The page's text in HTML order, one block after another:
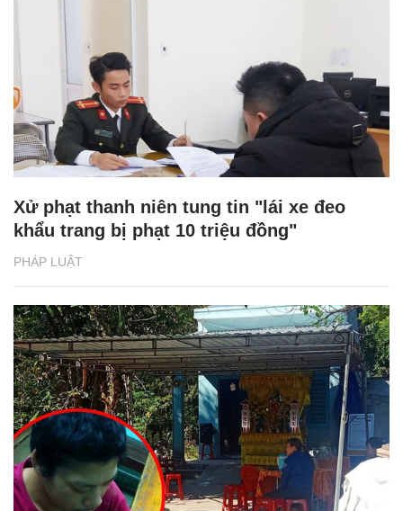
PHÁP LUẬT
Xử phạt thanh niên tung tin "lái xe đeo
khẩu trang bị phạt 10 triệu đồng"